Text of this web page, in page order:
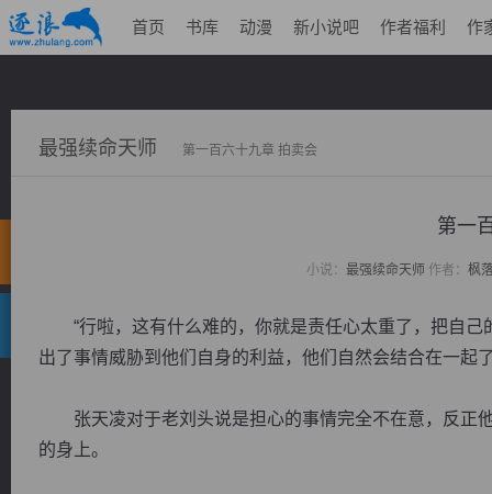
首页 书库 动漫 新小说吧 作者福利 作
最强续命天师 第一百六十九章 拍卖会
第一
小说： 最强续命天师 作者： 枫
“行啦，这有什么难的，你就是责任心太重了，把自己
出了事情威胁到他们自身的利益，他们自然会结合在一起
张天凌对于老刘头说是担心的事情完全不在意，反正
的身上。